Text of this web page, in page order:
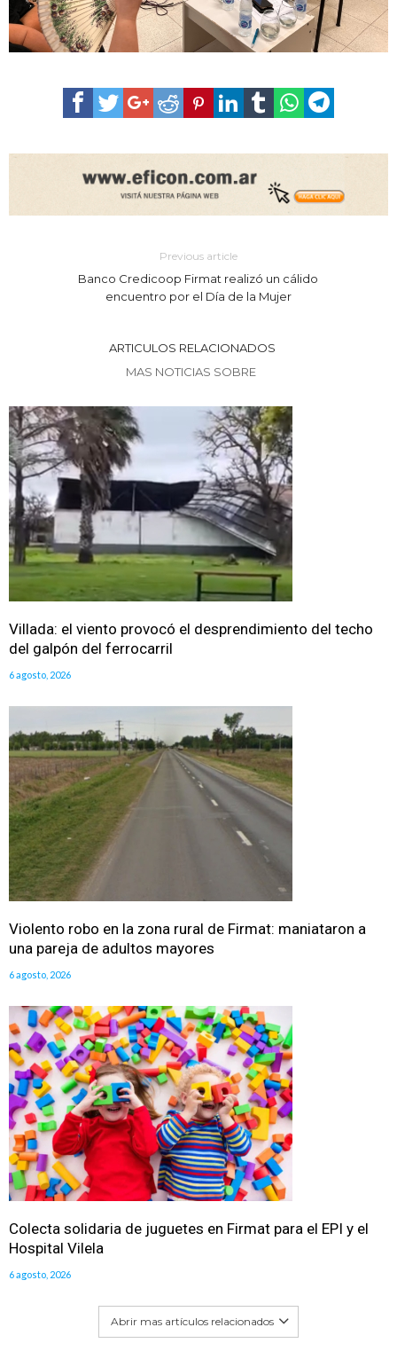
Previous article
Banco Credicoop Firmat realizó un cálido
encuentro por el Día de la Mujer
ARTICULOS RELACIONADOS
MAS NOTICIAS SOBRE
Villada: el viento provocó el desprendimiento del techo
del galpón del ferrocarril
6 agosto, 2026
Violento robo en la zona rural de Firmat: maniataron a
una pareja de adultos mayores
6 agosto, 2026
Colecta solidaria de juguetes en Firmat para el EPI y el
Hospital Vilela
6 agosto, 2026
Abrir mas artículos relacionados